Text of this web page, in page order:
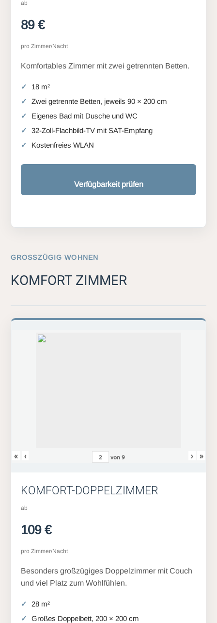
ab
89 €
pro Zimmer/Nacht
Komfortables Zimmer mit zwei getrennten Betten.
18 m²
Zwei getrennte Betten, jeweils 90 × 200 cm
Eigenes Bad mit Dusche und WC
32-Zoll-Flachbild-TV mit SAT-Empfang
Kostenfreies WLAN
Verfügbarkeit prüfen
GROSSZÜGIG WOHNEN
KOMFORT ZIMMER
« ‹ von9 › »
KOMFORT-DOPPELZIMMER
ab
109 €
pro Zimmer/Nacht
Besonders großzügiges Doppelzimmer mit Couch
und viel Platz zum Wohlfühlen.
28 m²
Großes Doppelbett, 200 × 200 cm